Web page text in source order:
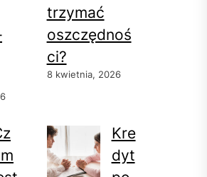
trzymać
oszczędnoś
ci?
8 kwietnia, 2026
Kre
dyt